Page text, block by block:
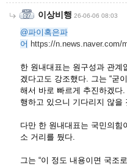
이상비행 26-06-06 08:03
@파이혹은파
어 https://n.news.naver.com/
한 원내대표는 원구성과 관계
겠다고도 강조했다. 그는 “굳
해서 바로 빠르게 추진하겠다
행하고 있으니 기다리지 않을
다만 한 원내대표는 국민의힘
소 거리를 뒀다.
그는 “이 정도 내용이면 국조